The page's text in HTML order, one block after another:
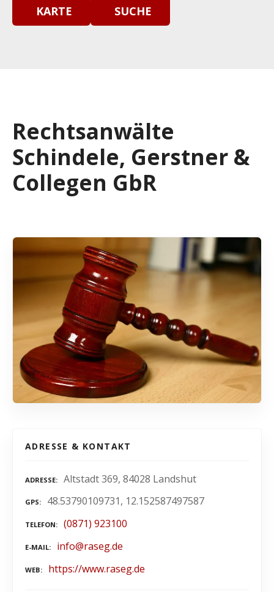
KARTE SUCHE
Rechtsanwälte
Schindele, Gerstner &
Collegen GbR
ADRESSE & KONTAKT
ADRESSE Altstadt 369, 84028 Landshut
GPS 48.53790109731, 12.152587497587
TELEFON (0871) 923100
E-MAIL info@raseg.de
WEB https://www.raseg.de